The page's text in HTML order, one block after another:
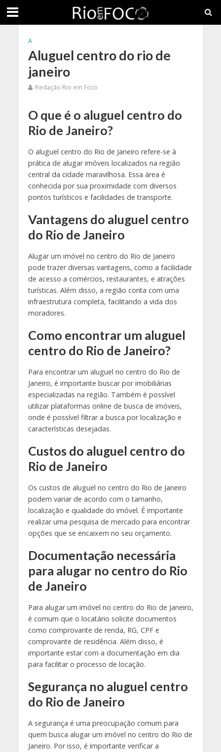
A
Aluguel centro do rio de
janeiro
Redação Rio em Foco
O que é o aluguel centro do
Rio de Janeiro?
O aluguel centro do Rio de Janeiro refere-se à
prática de alugar imóveis localizados na região
central da cidade maravilhosa. Essa área é
conhecida por sua proximidade com diversos
pontos turísticos e facilidades de transporte.
Vantagens do aluguel centro
do Rio de Janeiro
Alugar um imóvel no centro do Rio de Janeiro
pode trazer diversas vantagens, como a facilidade
de acesso a comércios, restaurantes, e atrações
turísticas. Além disso, a região conta com uma
infraestrutura completa, facilitando a vida dos
moradores.
Como encontrar um aluguel
centro do Rio de Janeiro?
Para encontrar um aluguel no centro do Rio de
Janeiro, é importante buscar por imobiliárias
especializadas na região. Também é possível
utilizar plataformas online de busca de imóveis,
onde é possível filtrar a busca por localização e
características desejadas.
Custos do aluguel centro do
Rio de Janeiro
Os custos de aluguel no centro do Rio de Janeiro
podem variar de acordo com o tamanho,
localização e qualidade do imóvel. É importante
realizar uma pesquisa de mercado para encontrar
opções que se encaixem no seu orçamento.
Documentação necessária
para alugar no centro do Rio
de Janeiro
Para alugar um imóvel no centro do Rio de Janeiro,
é comum que o locatário solicite documentos
como comprovante de renda, RG, CPF e
comprovante de residência. Além disso, é
importante estar com a documentação em dia
para facilitar o processo de locação.
Segurança no aluguel centro
do Rio de Janeiro
A segurança é uma preocupação comum para
quem busca alugar um imóvel no centro do Rio de
Janeiro. Por isso, é importante verificar a